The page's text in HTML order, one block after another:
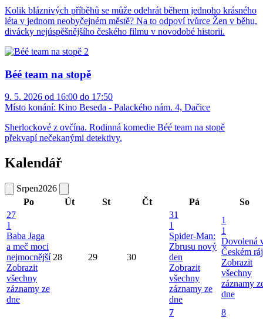
Kolik bláznivých příběhů se může odehrát během jednoho krásného
léta v jednom neobyčejném městě? Na to odpoví tvůrce Žen v běhu,
divácky nejúspěšnějšího českého filmu v novodobé historii.
Béé team na stopě
9. 5. 2026 od 16:00 do 17:50
Místo konání: Kino Beseda - Palackého nám. 4, Dačice
Sherlockové z ovčína. Rodinná komedie Béé team na stopě
překvapí nečekanými detektivy.
Kalendář
Srpen2026
Po
Út St Čt Pá
So
27
1
Baba Jaga
a meč moci
nejmocnější
Zobrazit
všechny
záznamy ze
dne
28 29 30
31
1
Spider-Man:
Zbrusu nový
den
Zobrazit
všechny
záznamy ze
dne
1
1
Dovolená
Českém
Zobrazit
všechny
záznamy
dne
7
8